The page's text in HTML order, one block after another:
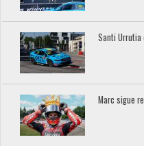
Santi
Marc sigue